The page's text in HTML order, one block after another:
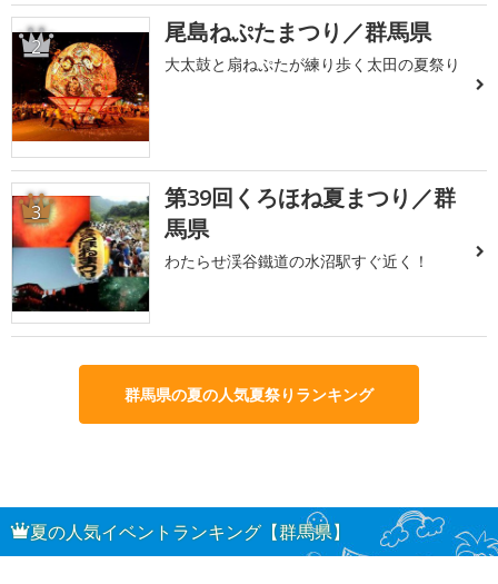
2 尾島ねぷたまつり／群馬県
大太鼓と扇ねぷたが練り歩く太田の夏祭り
3
第39回くろほね夏まつり／群
馬県
わたらせ渓谷鐵道の水沼駅すぐ近く！
群馬県の夏の人気夏祭りランキング
夏の人気イベントランキング【群馬県】